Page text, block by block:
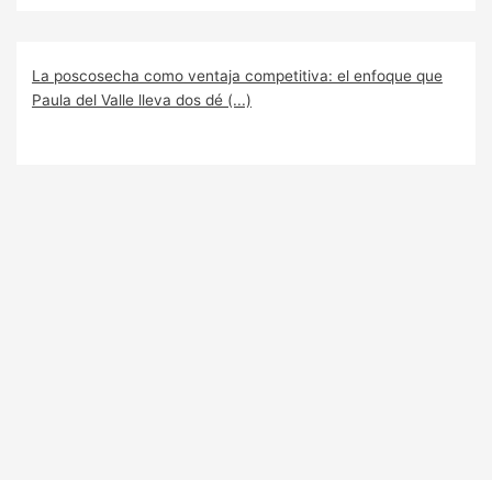
La poscosecha como ventaja competitiva: el enfoque que
Paula del Valle lleva dos dé (...)